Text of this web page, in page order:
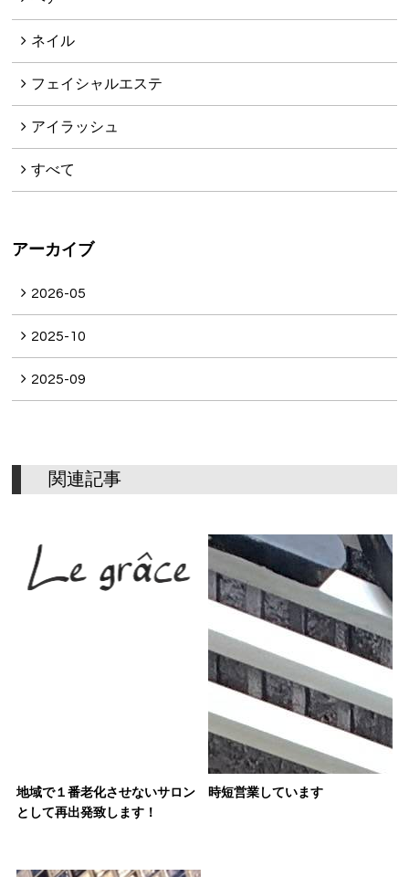
ネイル
フェイシャルエステ
アイラッシュ
すべて
アーカイブ
2026-05
2025-10
2025-09
関連記事
地域で１番老化させないサロン
として再出発致します！
時短営業しています